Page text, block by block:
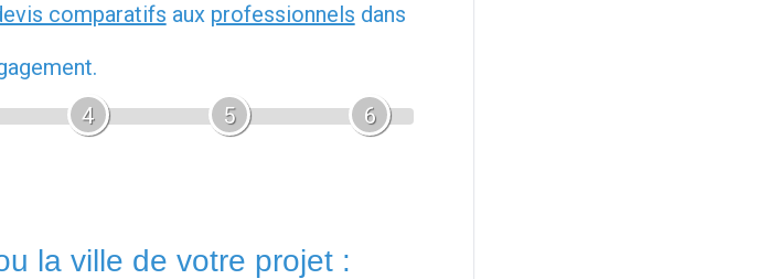
comparatifs aux professionnels dans
4 5 6
la ville de votre projet :